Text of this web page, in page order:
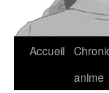
Accueil
anime